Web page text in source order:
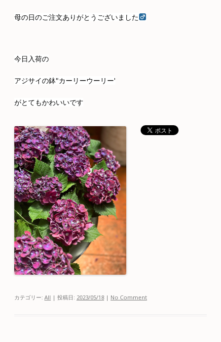
母の日のご注文ありがとうございました‍
今日入荷の
アジサイの鉢"カーリーウーリー'
がとてもかわいいです
カテゴリー: All | 投稿日: 2023/05/18 | No Comment